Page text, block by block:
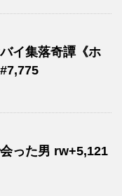
イ集落奇譚《ホ
った男 rw+5,121